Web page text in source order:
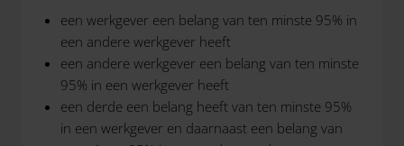
een werkgever een belang van ten minste 95% in
een andere werkgever heeft
een andere werkgever een belang van ten minste
95% in een werkgever heeft
een derde een belang heeft van ten minste 95%
in een werkgever en daarnaast een belang van